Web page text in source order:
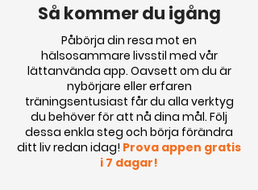
Så kommer du igång
Påbörja din resa mot en
hälsosammare livsstil med vår
lättanvända app. Oavsett om du är
nybörjare eller erfaren
träningsentusiast får du alla verktyg
du behöver för att nå dina mål. Följ
dessa enkla steg och börja förändra
ditt liv redan idag! Prova appen gratis
i 7 dagar!